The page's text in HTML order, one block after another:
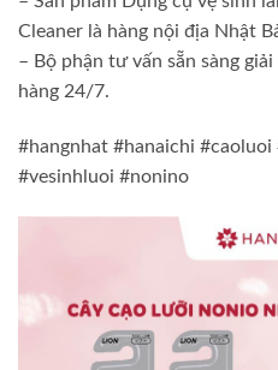
Cleaner là hàng nội địa Nhật
– Bộ phận tư vấn sẵn sàng
hàng 24/7.
#hangnhat #hanaichi #caoluoi
#vesinhluoi #nonino